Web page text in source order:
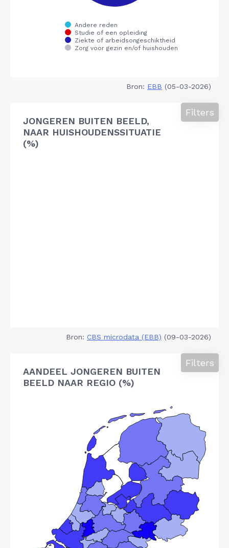
Bron: EBB (05-03-2026)
JONGEREN BUITEN BEELD,
NAAR HUISHOUDENSSITUATIE
(%)
Filters
Bron: CBS microdata (EBB) (09-03-2026)
AANDEEL JONGEREN BUITEN
BEELD NAAR REGIO (%)
Filters